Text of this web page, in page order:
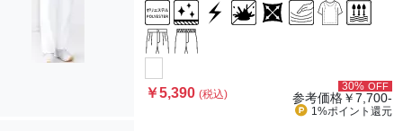
￥5,390(税込)
30% OFF
参考価格￥7,700-
1%ポイント 還元